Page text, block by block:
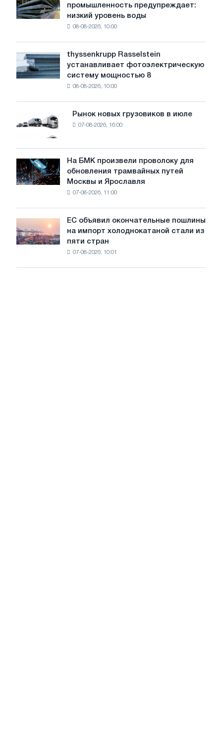
со
сталелитейная
промышленность
предупреждает:
воды
угрожает
промышленность предупреждает:
низкий уровень воды
08-08-2026, 10:00
thyssenkrupp
Rasselstein
устанавливает
фотоэлектрическую
целей
обезуглероживания
thyssenkrupp Rasselstein
устанавливает фотоэлектрическую
систему мощностью 8
08-08-2026, 10:00
Рынок
новых
грузовиков
в
июле
Рынок новых грузовиков в июле
07-08-2026, 16:00
На
БМК
произвели
трамвайных
путей
Ярославля
На БМК произвели проволоку для
обновления трамвайных путей
Москвы и Ярославля
07-08-2026, 11:00
объявил
окончательные
ЕС объявил окончательные пошлины
на импорт холоднокатаной стали из
пяти стран
07-08-2026, 10:01